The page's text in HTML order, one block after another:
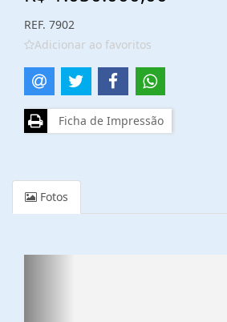
REF. 7902
Adicionar ao favoritos
Ficha de Impressão
Fotos